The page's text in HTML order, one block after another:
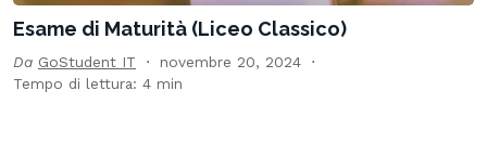
Esame di Maturità (Liceo Classico)
Da GoStudent IT
novembre 20, 2024
Tempo di lettura: 4 min